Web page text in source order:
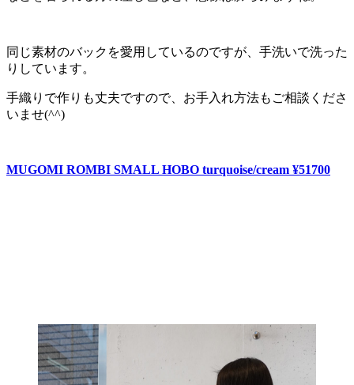
同じ素材のバックを愛用しているのですが、手洗いで洗った
りしています。
手織りで作りも丈夫ですので、お手入れ方法もご相談くださ
いませ(^^)
MUGOMI ROMBI SMALL HOBO turquoise/cream ¥51700